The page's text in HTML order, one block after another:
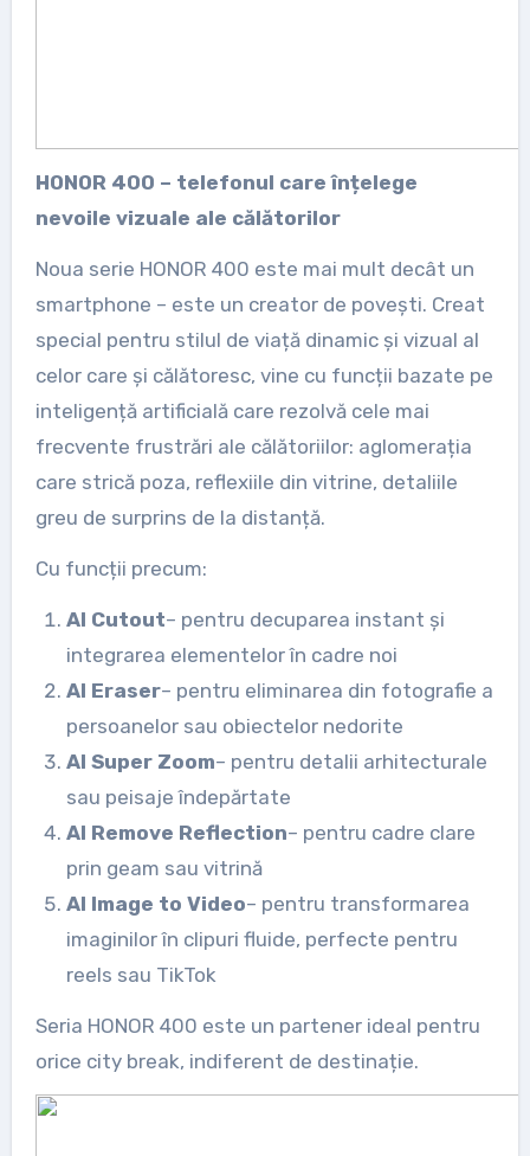
HONOR 400 – telefonul care înțelege
nevoile vizuale ale călătorilor
Noua serie HONOR 400 este mai mult decât un
smartphone – este un creator de povești. Creat
special pentru stilul de viață dinamic și vizual al
celor care și călătoresc, vine cu funcții bazate pe
inteligență artificială care rezolvă cele mai
frecvente frustrări ale călătoriilor: aglomerația
care strică poza, reflexiile din vitrine, detaliile
greu de surprins de la distanță.
Cu funcții precum:
AI Cutout– pentru decuparea instant și
integrarea elementelor în cadre noi
AI Eraser– pentru eliminarea din fotografie a
persoanelor sau obiectelor nedorite
AI Super Zoom– pentru detalii arhitecturale
sau peisaje îndepărtate
AI Remove Reflection– pentru cadre clare
prin geam sau vitrină
AI Image to Video– pentru transformarea
imaginilor în clipuri fluide, perfecte pentru
reels sau TikTok
Seria HONOR 400 este un partener ideal pentru
orice city break, indiferent de destinație.